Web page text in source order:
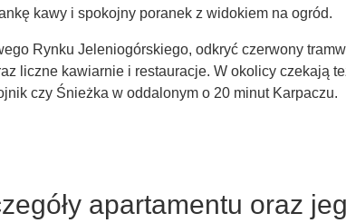
apartamentu oraz
kawy i spokojny poranek z widokiem na ogród.
Rynku Jeleniogórskiego, odkryć czerwony
liczne kawiarnie i restauracje. W okolicy czekają
czy Śnieżka w oddalonym o 20 minut Karpaczu.